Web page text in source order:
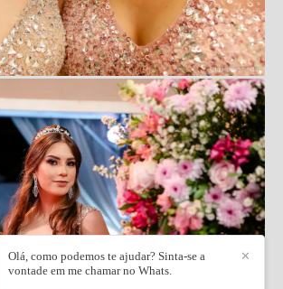
✕
Olá, como podemos te ajudar? Sinta-se a
vontade em me chamar no Whats.